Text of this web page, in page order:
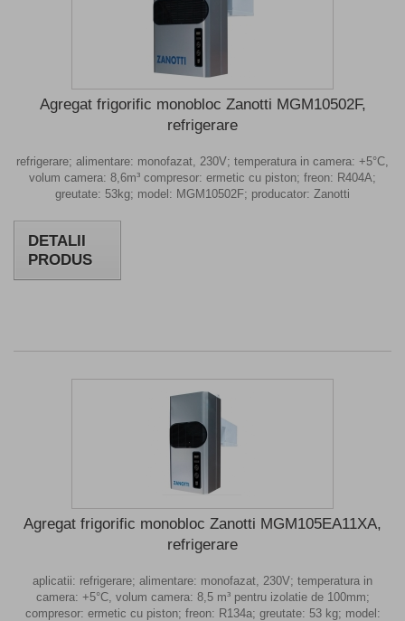
Agregat frigorific monobloc Zanotti MGM10502F,
refrigerare
refrigerare; alimentare: monofazat, 230V; temperatura in camera: +5°C,
volum camera: 8,6m³ compresor: ermetic cu piston; freon: R404A;
greutate: 53kg; model: MGM10502F; producator: Zanotti
DETALII
PRODUS
Agregat frigorific monobloc Zanotti MGM105EA11XA,
refrigerare
aplicatii: refrigerare; alimentare: monofazat, 230V; temperatura in
camera: +5°C, volum camera: 8,5 m³ pentru izolatie de 100mm;
compresor: ermetic cu piston; freon: R134a; greutate: 53 kg; model: